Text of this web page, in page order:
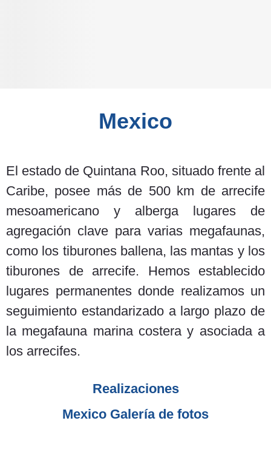
Mexico
El estado de Quintana Roo, situado frente al
Caribe, posee más de 500 km de arrecife
mesoamericano y alberga lugares de
agregación clave para varias megafaunas,
como los tiburones ballena, las mantas y los
tiburones de arrecife. Hemos establecido
lugares permanentes donde realizamos un
seguimiento estandarizado a largo plazo de
la megafauna marina costera y asociada a
los arrecifes.
Realizaciones
Mexico Galería de fotos